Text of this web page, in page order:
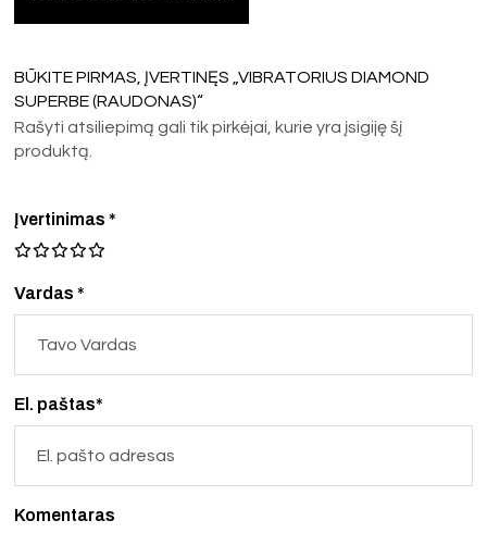
BŪKITE PIRMAS, ĮVERTINĘS „VIBRATORIUS DIAMOND
SUPERBE (RAUDONAS)“
Rašyti atsiliepimą gali tik pirkėjai, kurie yra įsigiję šį
produktą.
Vardas *
El. paštas*
Įvertinimas*
Komentaras